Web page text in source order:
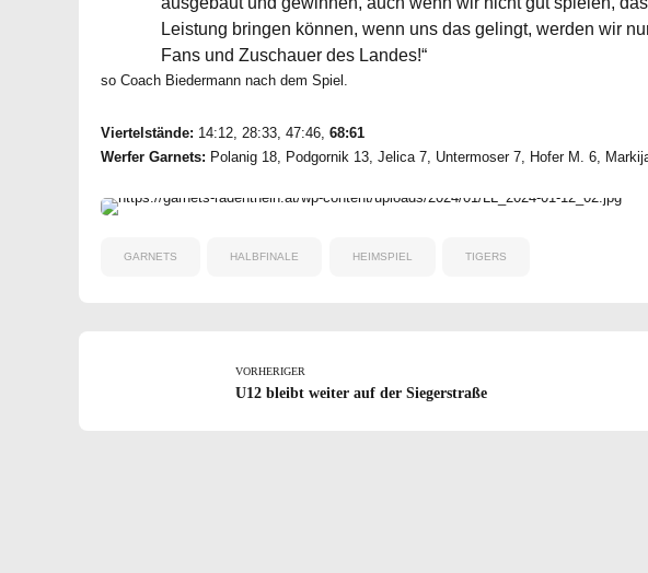
9
0
9
0
Leistung bringen können, wenn uns das gelingt, werden wir
Fans und Zuschauer des Landes!“
so Coach Biedermann nach dem Spiel.
Viertelstände: 14:12, 28:33, 47:46, 68:61
Werfer Garnets: Polanig 18, Podgornik 13, Jelica 7, Untermoser 7, Hofer M. 6,
GARNETS HALBFINALE HEIMSPIEL TIGERS
VORHERIGER
U12 bleibt weiter auf der Siegerstraße